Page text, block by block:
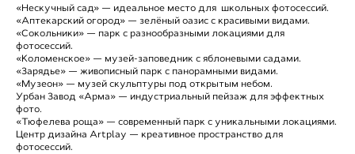
«Нескучный сад» — идеальное место для школьных фотосессий.
«Аптекарский огород» — зелёный оазис с красивыми видами.
«Сокольники» — парк с разнообразными локациями для
фотосессий.
«Коломенское» — музей-заповедник с яблоневыми садами.
«Зарядье» — живописный парк с панорамными видами.
«Музеон» — музей скульптуры под открытым небом.
Урбан Завод «Арма» — индустриальный пейзаж для эффектных
фото.
«Тюфелева роща» — современный парк с уникальными локациями.
Центр дизайна Artplay — креативное пространство для
фотосессий.